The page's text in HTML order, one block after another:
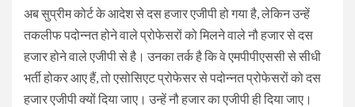
अब सुप्रीम कोर्ट के आदेश से दस हजार एजीपी हो गया है, लेकिन उन्हें
तकलीफ पदोन्नत होने वाले प्रोफेसरों को मिलने वाले नौ हजार से दस
हजार होने वाले एजीपी से है। उनका तर्क है कि वे एमपीपीएससी से सीधी
भर्ती होकर आए हैं, तो एसोसिएट प्रोफेसर से पदोन्नत प्रोफेसरों को दस
हजार एजीपी क्यों दिया जाए। उन्हें नौ हजार का एजीपी ही दिया जाए।